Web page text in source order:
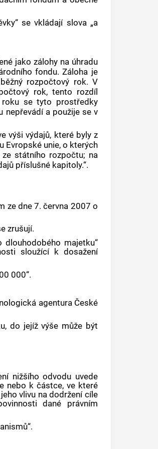
se vkládají slova „a
jako zálohy na úhradu
fondu. Záloha je
rozpočtový rok. V
rok, tento rozdíl
roku se tyto prostředky
nepřevádí a použije se v
výši výdajů, které byly z
Evropské unie, o kterých
státního rozpočtu; na
příslušné kapitoly.“.
ze dne 7. června 2007 o
zrušují.
majetku“
sloužící k dosažení
000“.
agentura České
do jejíž výše může být
nižšího odvodu uvede
nebo k částce, ve které
vlivu na dodržení cíle
dané právním